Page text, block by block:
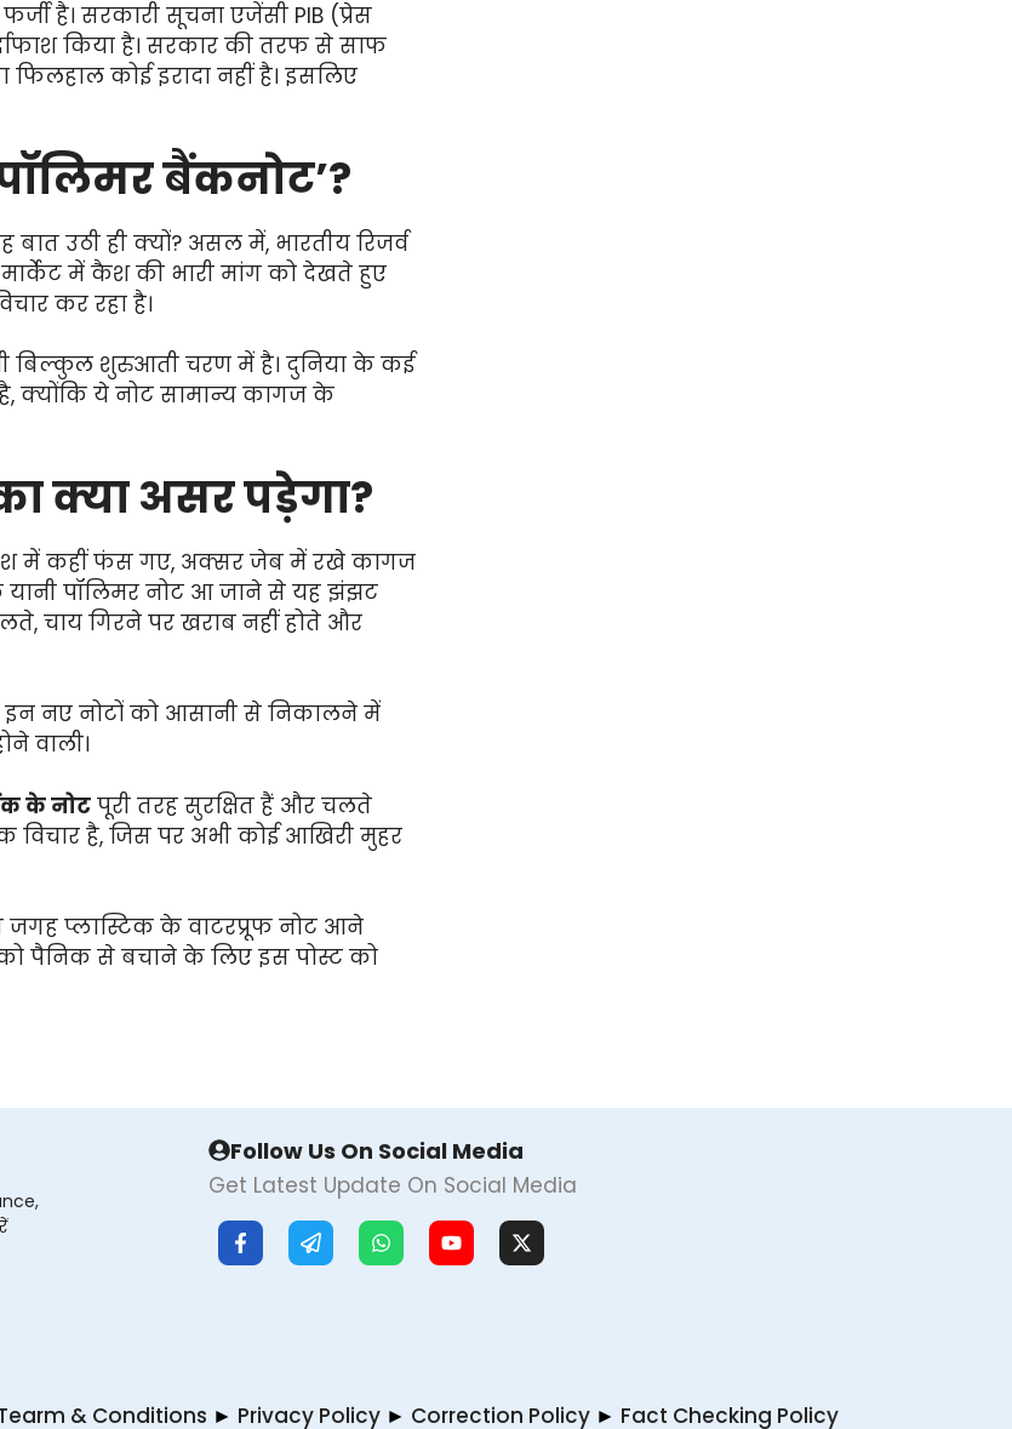
है। सरकारी सूचना एजेंसी PIB (प्रेस
किया है। सरकार की तरफ से साफ
कोई इरादा नहीं है। इसलिए
बैंकनोट’?
उठी ही क्यों? असल में, भारतीय रिजर्व
में कैश की भारी मांग को देखते हुए
कर रहा है।
बिल्कुल शुरुआती चरण में है। दुनिया के कई
क्योंकि ये नोट सामान्य कागज के
क्या असर पड़ेगा?
में कहीं फंस गए, अक्सर जेब में रखे कागज
पॉलिमर नोट आ जाने से यह झंझट
चाय गिरने पर खराब नहीं होते और
इन नए नोटों को आसानी से निकालने में
वाली।
के नोट पूरी तरह सुरक्षित हैं और चलते
विचार है, जिस पर अभी कोई आखिरी मुहर
प्लास्टिक के वाटरप्रूफ नोट आने
पैनिक से बचाने के लिए इस पोस्ट को
Follow Us On Social Media
Get Latest Update On Social Media
& Conditions ► Privacy Policy► Correction Policy► Fact Checking Policy